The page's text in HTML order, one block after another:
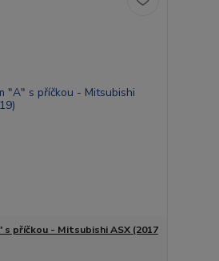
s příčkou - Mitsubishi ASX (2017